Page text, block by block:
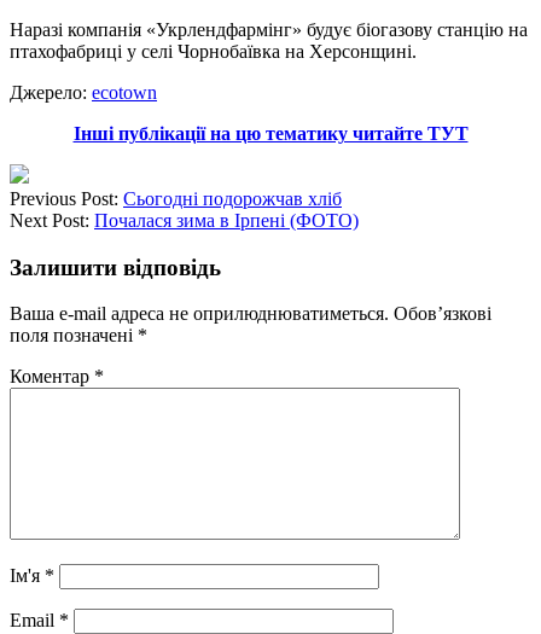
Наразі компанія «Укрлендфармінг» будує біогазову станцію на
птахофабриці у селі Чорнобаївка на Херсонщині.
Джерело: ecotown
Інші публікації на цю тематику читайте ТУТ
Previous Post: Сьогодні подорожчав хліб
Next Post: Почалася зима в Ірпені (ФОТО)
Залишити відповідь
Ваша e-mail адреса не оприлюднюватиметься. Обов’язкові
поля позначені *
Коментар *
Ім'я *
Email *